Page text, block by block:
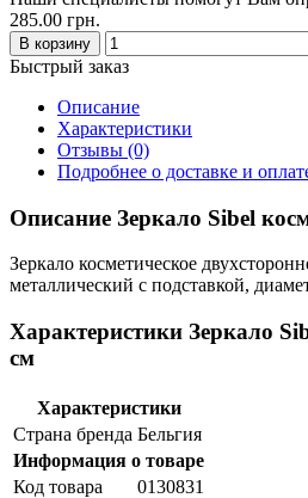
285.00 грн.
В корзину
Быстрый заказ
Описание
Характеристики
Отзывы (0)
Подробнее о доставке и
Описание Зеркало Sibel
Зеркало косметическое
металлический с подставкой,
Характеристики Зеркало
см
Характеристики
Страна бренда Бельгия
Информация о товаре
Код товара
0130831